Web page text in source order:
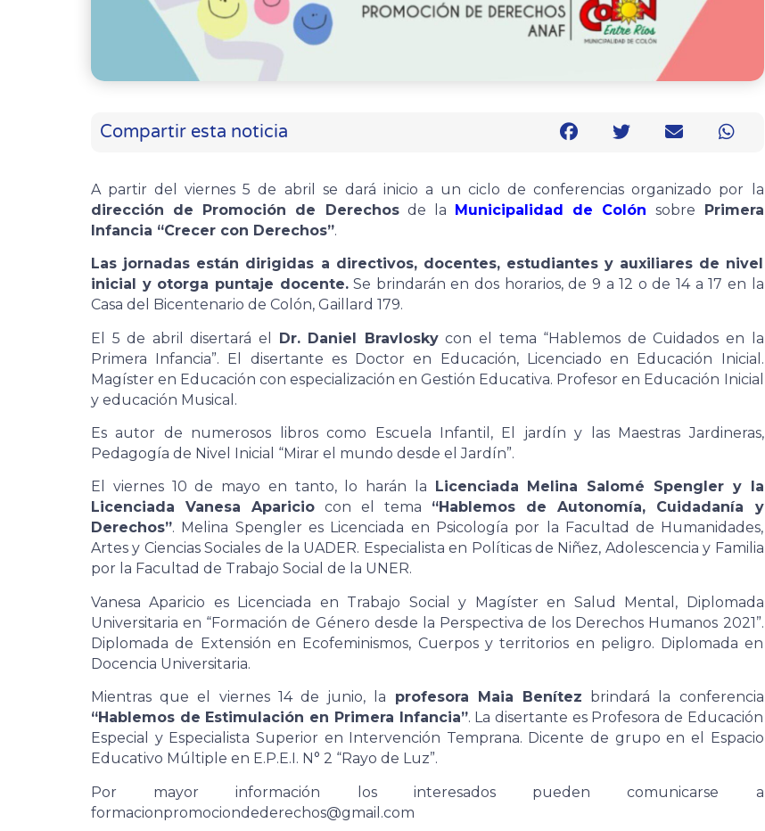
Compartir esta noticia
A partir del viernes 5 de abril se dará inicio a un ciclo de conferencias organizado por la
dirección de Promoción de Derechosde la Municipalidad de Colón sobre Primera
Infancia “Crecer con Derechos”.
Las jornadas están dirigidas a directivos, docentes, estudiantes y auxiliares de nivel
inicial y otorga puntaje docente.Se brindarán en dos horarios, de 9 a 12 o de 14 a 17 en la
Casa del Bicentenario de Colón, Gaillard 179.
El 5 de abril disertará el Dr. Daniel Bravloskycon el tema “Hablemos de Cuidados en la
Primera Infancia”. El disertante es Doctor en Educación, Licenciado en Educación Inicial.
Magíster en Educación con especialización en Gestión Educativa. Profesor en Educación Inicial
y educación Musical.
Es autor de numerosos libros como Escuela Infantil, El jardín y las Maestras Jardineras,
Pedagogía de Nivel Inicial “Mirar el mundo desde el Jardín”.
El viernes 10 de mayo en tanto, lo harán la
Licenciada Melina Salomé Spengler y la
Licenciada Vanesa Aparicio con el tema “Hablemos de Autonomía, Cuidadanía y
Derechos”. Melina Spengler es Licenciada en Psicología por la Facultad de Humanidades,
Artes y Ciencias Sociales de la UADER. Especialista en Políticas de Niñez, Adolescencia y Familia
por la Facultad de Trabajo Social de la UNER.
Vanesa Aparicio es Licenciada en Trabajo Social y Magíster en Salud Mental, Diplomada
Universitaria en “Formación de Género desde la Perspectiva de los Derechos Humanos 2021”.
Diplomada de Extensión en Ecofeminismos, Cuerpos y territorios en peligro. Diplomada en
Docencia Universitaria.
Mientras que el viernes 14 de junio, la profesora Maia Benítez brindará la conferencia
“Hablemos de Estimulación en Primera Infancia”. La disertante es Profesora de Educación
Especial y Especialista Superior en Intervención Temprana. Dicente de grupo en el Espacio
Educativo Múltiple en E.P.E.I. N° 2 “Rayo de Luz”.
Por mayor información los interesados pueden comunicarse a
formacionpromociondederechos@gmail.com